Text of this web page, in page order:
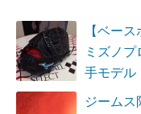
【ベー
ミズノ
手モデル
ジームス